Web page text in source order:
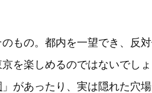
もの。都内を一望でき、反
を楽しめるのではないでしょ
」があったり、実は隠れた穴